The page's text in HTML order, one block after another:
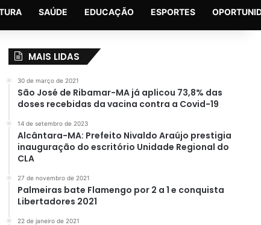
SAÚDE EDUCAÇÃO ESPORTES
MAIS LIDAS
30 de março de 2021
São José de Ribamar-MA já aplicou 73,8% das
doses recebidas da vacina contra a Covid-19
14 de setembro de 2023
Alcântara-MA: Prefeito Nivaldo Araújo prestigia
inauguração do escritório Unidade Regional do
CLA
27 de novembro de 2021
Palmeiras bate Flamengo por 2 a 1 e conquista
Libertadores 2021
22 de janeiro de 2021